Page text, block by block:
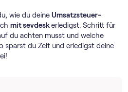
wie du deine Umsatz­steuer­
mit sevdeskerledigst. Schritt für
du achten musst und welche
sparst du Zeit und erledigst deine